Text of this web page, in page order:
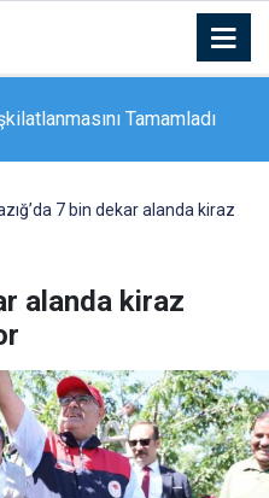
7 bin dekar alanda kiraz
alanda kiraz